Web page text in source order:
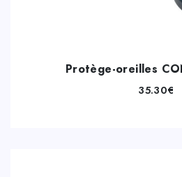
Protège-oreilles
35.30€